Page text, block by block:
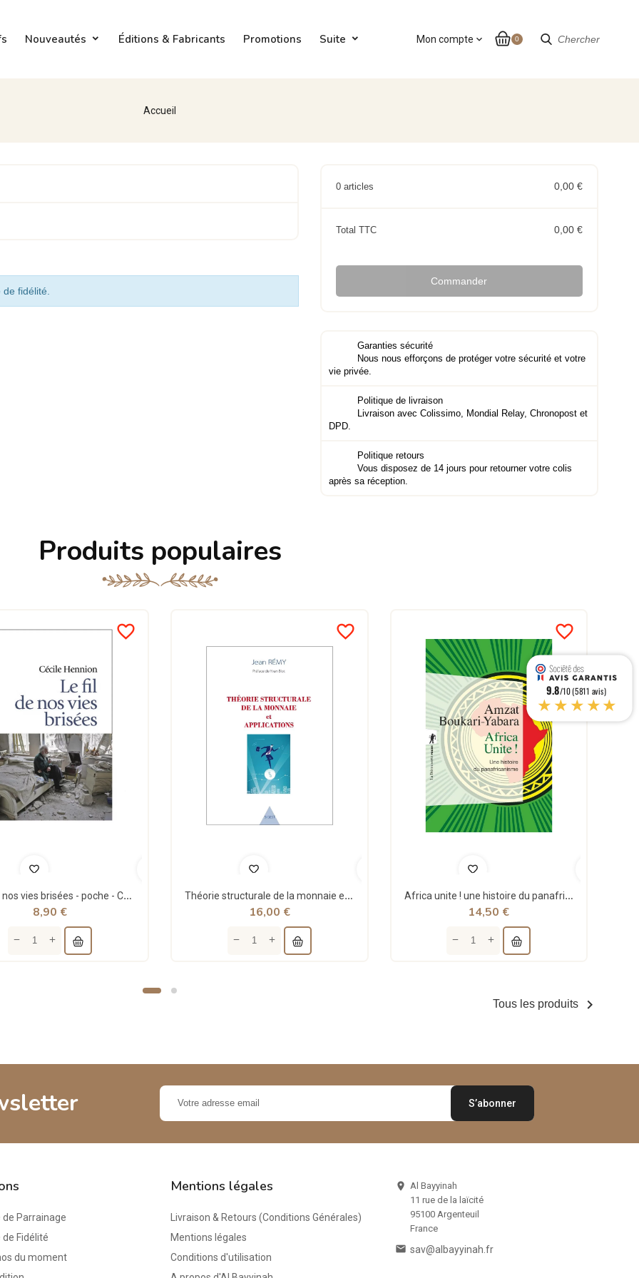
Chercher
Nouveautés Éditions & Fabricants Promotions Suite 0
Mon compte expand_more
Accueil
fidélité.
0 articles 0,00 €
Total TTC 0,00 €
Commander
Garanties sécurité
Nous nous efforçons de protéger votre sécurité et votre
vie privée.
Politique de livraison
Livraison avec Colissimo, Mondial Relay, Chronopost et
DPD.
Politique retours
Vous disposez de 14 jours pour retourner votre colis
après sa réception.
Produits populaires
favorite_border
Le fil de nos vies brisées - poche - Cécile Hennion - Points
8,90 €
favorite_border
Théorie structurale de la monnaie et applications - Jean Rémy - Sigest
16,00 €
favorite_border
Africa unite ! une histoire du panafricanisme - poche - Amzat Boukari-yabara - La découverte
14,50 €
Tous les produits 
Parrainage
Fidélité
du moment
Mentions légales
Livraison & Retours (Conditions Générales)
Mentions légales
Conditions d'utilisation
 Al Bayyinah
11 rue de la laïcité
95100 Argenteuil
France
 sav@albayyinah.fr
9.8/10 (5811 avis)
★★★★★